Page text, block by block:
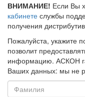
ВНИМАНИЕ! Если Вы
кабинете службы
получения
Пожалуйста, укажите
позволит
информацию. АСКОН
Ваших данных: мы не